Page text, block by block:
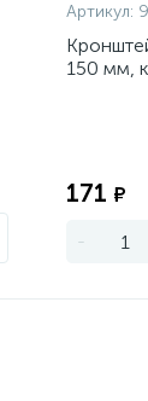
Артикул:
150 мм,
171 ₽
-